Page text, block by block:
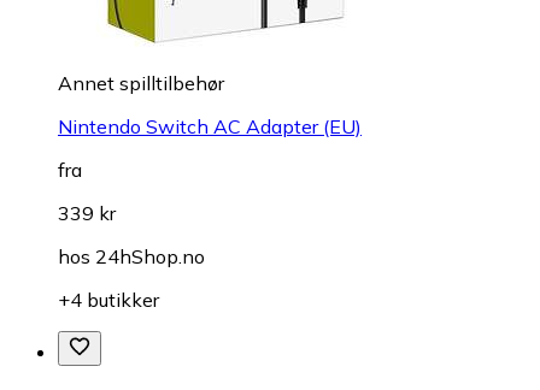
Annet spilltilbehør
Nintendo Switch AC Adapter (EU)
fra
339 kr
hos 24hShop.no
+4 butikker